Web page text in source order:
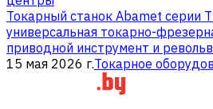
Токарный станок Abamet серии
универсальная токарно-
приводной инструмент и
15 мая 2026 г.Токарное